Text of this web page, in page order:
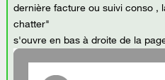
dernière facture ou suivi conso ,
chatter"
s'ouvre en bas à droite de la